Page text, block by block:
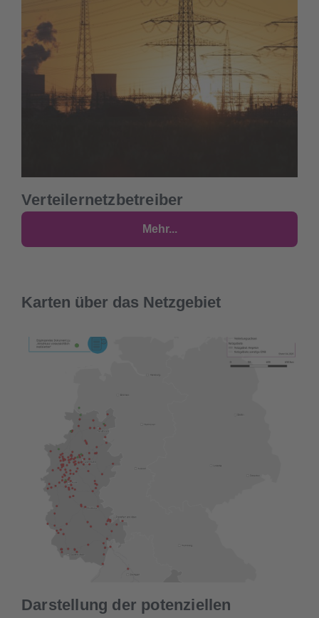
Verteilernetzbetreiber
Mehr...
Karten über das Netzgebiet
Darstellung der potenziellen